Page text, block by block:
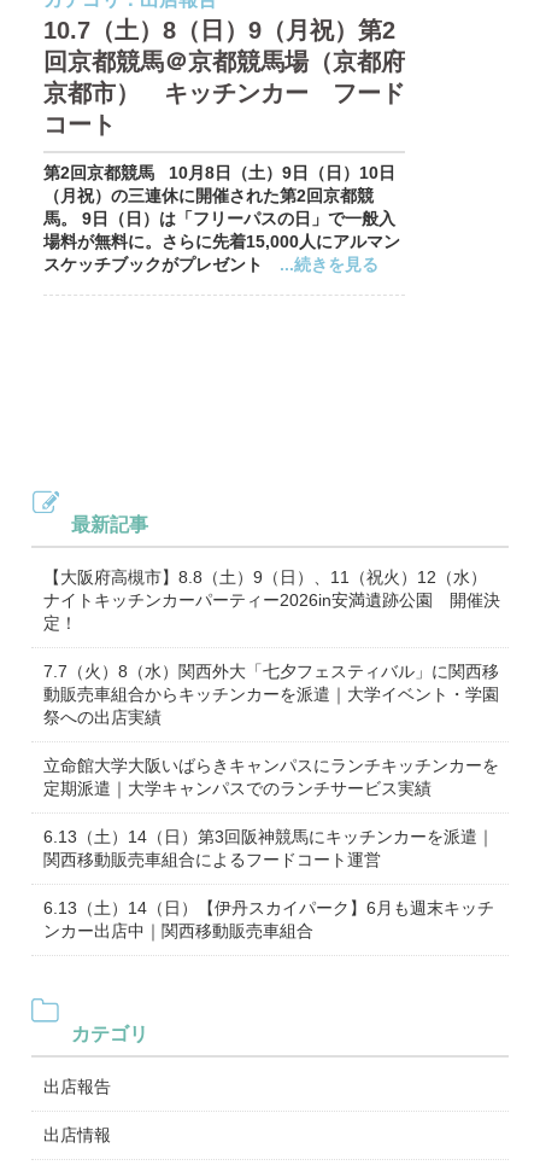
10.7（土）8（日）9（月祝）第2
回京都競馬＠京都競馬場（京都府
京都市） キッチンカー フード
コート
第2回京都競馬 10月8日（土）9日（日）10日
（月祝）の三連休に開催された第2回京都競
馬。 9日（日）は「フリーパスの日」で一般入
場料が無料に。さらに先着15,000人にアルマン
スケッチブックがプレゼント
...続きを見る
最新記事
【大阪府高槻市】8.8（土）9（日）、11（祝火）12（水）
ナイトキッチンカーパーティー2026in安満遺跡公園 開催決
定！
7.7（火）8（水）関西外大「七夕フェスティバル」に関西移
動販売車組合からキッチンカーを派遣｜大学イベント・学園
祭への出店実績
立命館大学大阪いばらきキャンパスにランチキッチンカーを
定期派遣｜大学キャンパスでのランチサービス実績
6.13（土）14（日）第3回阪神競馬にキッチンカーを派遣｜
関西移動販売車組合によるフードコート運営
6.13（土）14（日）【伊丹スカイパーク】6月も週末キッチ
ンカー出店中｜関西移動販売車組合
カテゴリ
出店報告
出店情報